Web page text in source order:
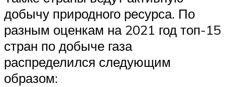
добычу природного ресурса. По
разным оценкам на 2021 год топ-15
стран по добыче газа
распределился следующим
образом: